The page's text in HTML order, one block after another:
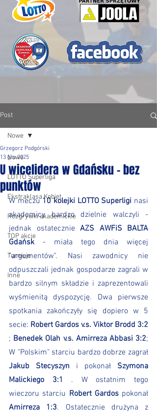
Post
Nowe
LOTTO Superliga
Ekstraklasa Kobiet
Rozgrywki akademickie
TOP akcje
Turnieje
Inne
Nowe
U wicelidera w Gdańsku - bez
punktów
Grzegorz Podgórski
13 gru 2025
W meczu 10 kolejki LOTTO Superligi nasi
akademicy bardzo dzielnie walczyli -
jednak ostatecznie AZS AWFiS BALTA
Gdańsk - miała tego dnia więcej
"argumentów". Nasi zawodnicy nie
odpuszczali jednak gospodarze zagrali w
bardzo silnym składzie i zaprezentowali
wyśmienitą dyspozycję. Dwa pierwsze
spotkania zakończyły się dopiero w 5
secie: Robert Gardos v.s. Viktor Brodd 3:2
; Benedek Olah v.s. Amirreza Abbasi 3:2;
Jakub Stecyszyn i pokonał Szymona
Malickiego 3:1
. W ostatnim tego
wieczoru starciu Robert Gardos
Amirreza 1:3. Ostatecznie drużyna z